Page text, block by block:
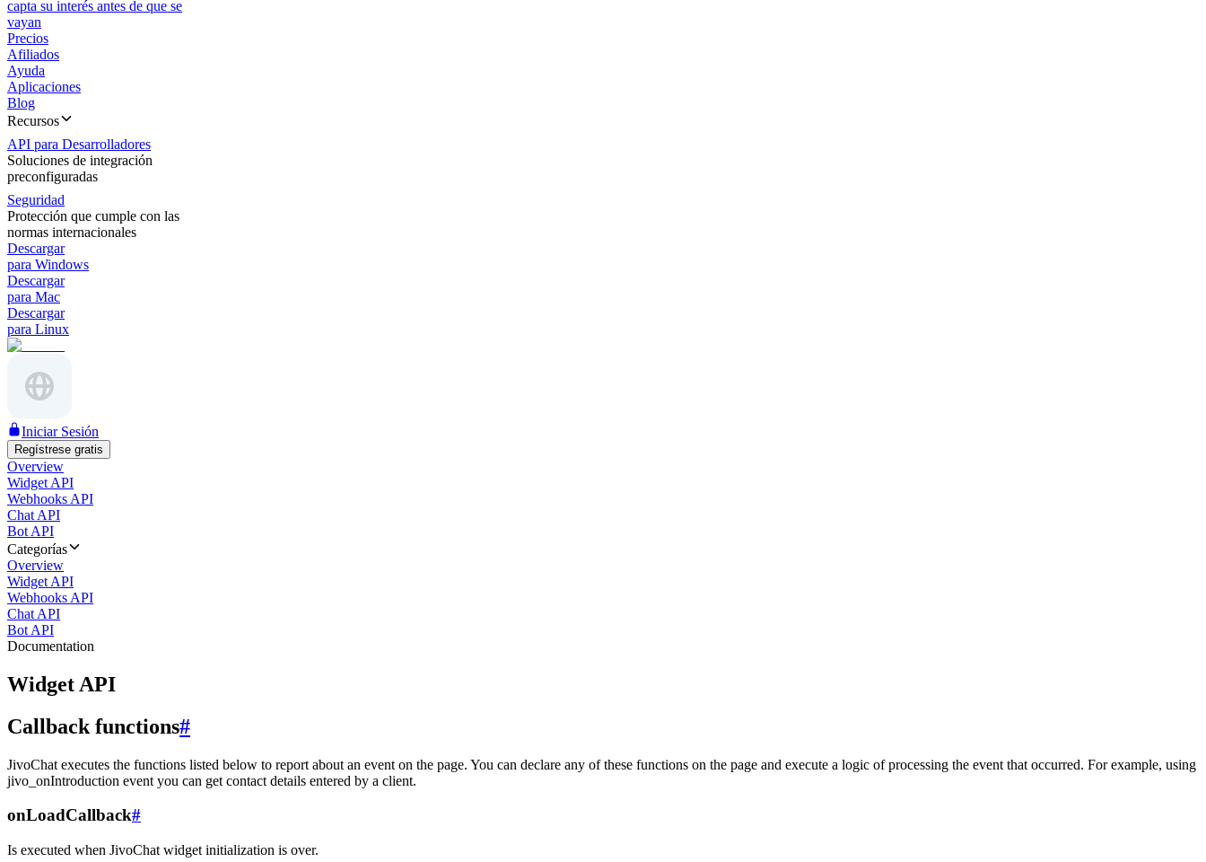
capta su interés antes de que se
vayan
Precios
Afiliados
Ayuda
Aplicaciones
Blog
Recursos
API para Desarrolladores
Soluciones de integración
preconfiguradas
Seguridad
Protección que cumple con las
normas internacionales
Descargar
para Windows
Descargar
para Mac
Descargar
para Linux
Iniciar Sesión
Regístrese gratis
Overview
Widget API
Webhooks API
Chat API
Bot API
Categorías
Overview
Widget API
Webhooks API
Chat API
Bot API
Documentation
Widget API
Callback functions#
JivoChat executes the functions listed below to report about an event on the page. You can declare any of these functions on the page and execute a logic of processing the event that occurred. For example, using
jivo_onIntroduction event you can get contact details entered by a client.
onLoadCallback#
Is executed when JivoChat widget initialization is over.